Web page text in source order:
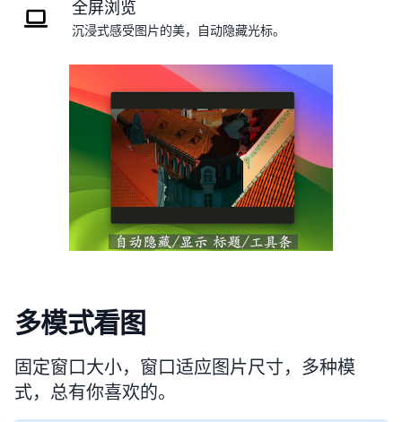
全屏浏览
沉浸式感受图片的美，自动隐藏光标。
多模式看图
固定窗口大小，窗口适应图片尺寸，多种模
式，总有你喜欢的。